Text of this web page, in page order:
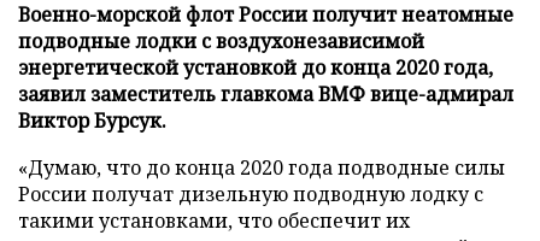
Военно-морской флот России получит неатомные
подводные лодки с воздухонезависимой
энергетической установкой до конца 2020 года,
заявил заместитель главкома ВМФ вице-адмирал
Виктор Бурсук.
«Думаю, что до конца 2020 года подводные силы
России получат дизельную подводную лодку с
такими установками, что обеспечит их